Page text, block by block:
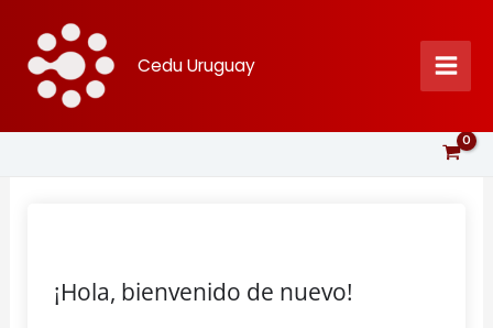
contenido
Cedu Uruguay
¡Hola, bienvenido de nuevo!